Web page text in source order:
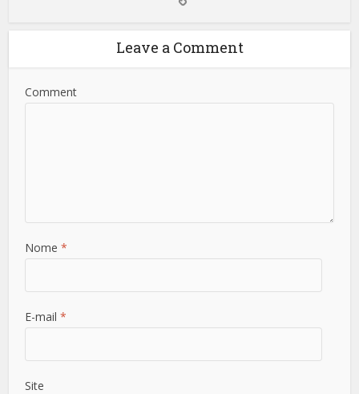
Leave a Comment
Comment
Nome*
E-mail*
Site